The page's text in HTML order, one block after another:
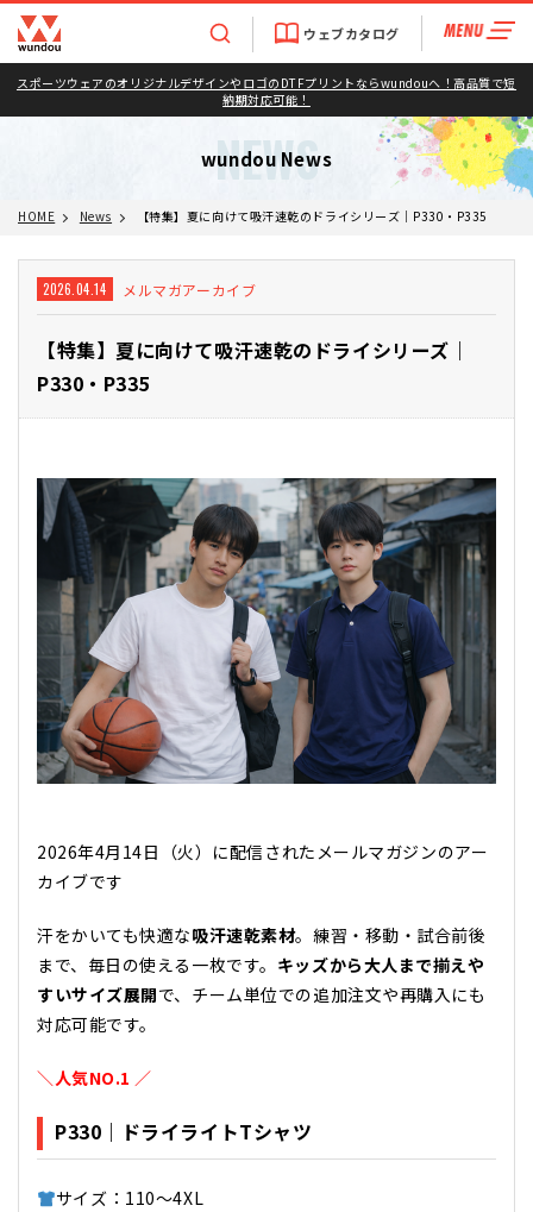
スポーツウェアのオリジナルデザインやロゴのDTFプリントならwundouへ！高品質で短
納期対応可能！
ウェブカタログ
wundou News
NEWS
HOME News 【特集】夏に向けて吸汗速乾のドライシリーズ｜P330・P335
2026.04.14 メルマガアーカイブ
【特集】夏に向けて吸汗速乾のドライシリーズ｜
P330・P335
2026年4月14日（火）に配信されたメールマガジンのアー
カイブです
汗をかいても快適な吸汗速乾素材。練習・移動・試合前後
まで、毎日の使える一枚です。 キッズから大人まで揃えや
すいサイズ展開で、チーム単位での追加注文や再購入にも
対応可能です。
＼人気NO.​1 ／
P330｜ドライライトTシャツ
サイズ：110～4XL